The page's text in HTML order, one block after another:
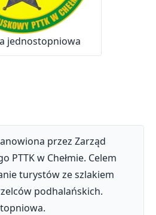
jednostopniowa
przez Zarząd
PTTK w Chełmie. Celem
turystów ze szlakiem
podhalańskich.